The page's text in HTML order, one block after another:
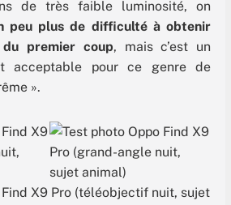
de très faible luminosité, on
peu plus de difficulté à obtenir
premier coup, mais c’est un
acceptable pour ce genre de
».